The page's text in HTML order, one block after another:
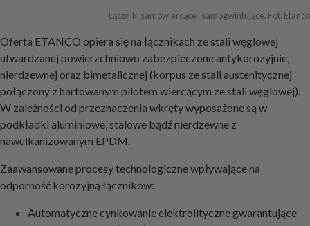
Łączniki samowiercące i samogwintujące. Fot. Etanco
Oferta ETANCO opiera się na łącznikach ze stali węglowej
utwardzanej powierzchniowo zabezpieczone antykorozyjnie,
nierdzewnej oraz bimetalicznej (korpus ze stali austenitycznej
połączony z hartowanym pilotem wiercącym ze stali węglowej).
W zależności od przeznaczenia wkręty wyposażone są w
podkładki aluminiowe, stalowe bądź nierdzewne z
nawulkanizowanym EPDM.
Zaawansowane procesy technologiczne wpływające na
odporność korozyjną łączników:
Automatyczne cynkowanie elektrolityczne gwarantujące